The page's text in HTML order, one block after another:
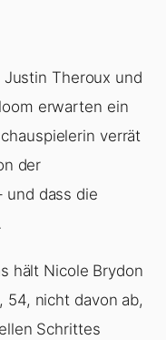
Theroux und
erwarten ein
verrät
der
dass die
hält Nicole Brydon
, 54, nicht davon ab,
Schrittes